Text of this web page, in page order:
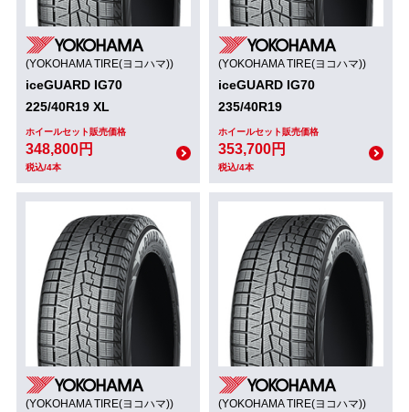
(YOKOHAMA TIRE(ヨコハマ))
iceGUARD IG70
225/40R19 XL
ホイールセット販売価格
348,800円
税込/4本
(YOKOHAMA TIRE(ヨコハマ))
iceGUARD IG70
235/40R19
ホイールセット販売価格
353,700円
税込/4本
(YOKOHAMA TIRE(ヨコハマ)) (YOKOHAMA TIRE(ヨコハマ))